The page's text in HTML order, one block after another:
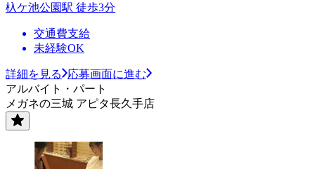
杁ケ池公園駅 徒歩3分
交通費支給
未経験OK
詳細を見る
応募画面に進む
アルバイト・パート
メガネの三城 アピタ長久手店